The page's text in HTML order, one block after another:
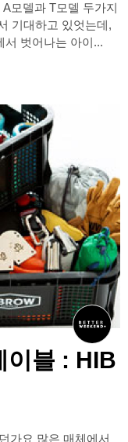
모델과 T모델 두가지
서 벗어나는 아이...
이블 : HIB